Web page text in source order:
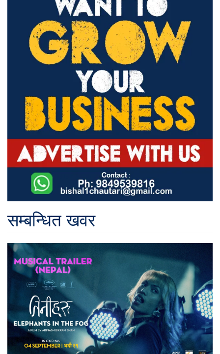
सम्बन्धित खवर